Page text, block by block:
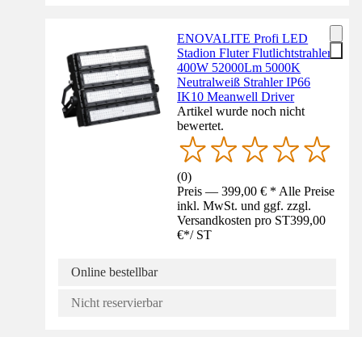
ENOVALITE Profi LED
Stadion Fluter Flutlichtstrahler
400W 52000Lm 5000K
Neutralweiß Strahler IP66
IK10 Meanwell Driver
Artikel wurde noch nicht
bewertet.
(0)
Preis — 399,00 € * Alle Preise
inkl. MwSt. und ggf. zzgl.
Versandkosten pro ST399,00
€*/ ST
Online bestellbar
Nicht reservierbar